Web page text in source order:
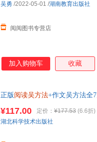
阅阅图书专营店
吴勇 /2022-05-01 /湖南教育出版社
加入购物车 收藏
正版 阅读吴方法+作文吴方法全
在线小当当客服
¥117.00 定价： ¥177.53 (6.6折)
湖北科学技术出版社